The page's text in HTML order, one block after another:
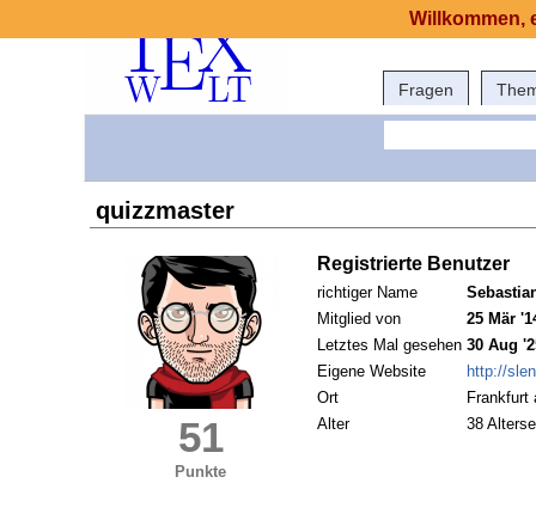
Fragen
quizzmaster
51
Punkte
Registrierte Benutzer
richtiger Name
Mitglied von
25 Mär
Letztes Mal gesehen 30 Aug
Eigene Website
http://
Ort
Frankfurt
Alter
38
Willkommen,